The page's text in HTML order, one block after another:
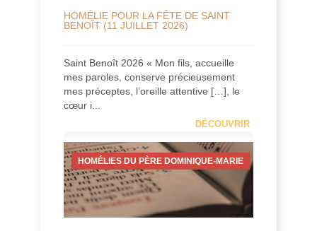
HOMÉLIE POUR LA FÊTE DE SAINT
BENOÎT (11 JUILLET 2026)
Saint Benoît 2026 « Mon fils, accueille
mes paroles, conserve précieusement
mes préceptes, l’oreille attentive […], le
cœur i...
DÉCOUVRIR
HOMÉLIES DU PÈRE DOMINIQUE-MARIE